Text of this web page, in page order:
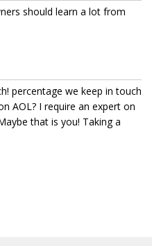
should learn a lot from
percentage we keep in touch
AOL? I require an expert on
that is you! Taking a